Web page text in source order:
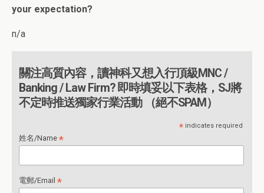
your expectation?
n/a
關注高質內容，讀神科又想入行頂級MNC /
Banking / Law Firm? 即時填妥以下表格，SJ將
不定時推送獨家行業活動 （絕不SPAM）
* indicates required
姓名/Name*
電郵/Email*